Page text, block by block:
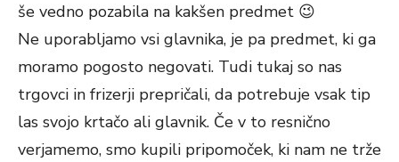
še vedno pozabila na kakšen predmet 😉
Ne uporabljamo vsi glavnika, je pa predmet, ki ga
moramo pogosto negovati. Tudi tukaj so nas
trgovci in frizerji prepričali, da potrebuje vsak tip
las svojo krtačo ali glavnik. Če v to resnično
verjamemo, smo kupili pripomoček, ki nam ne trže